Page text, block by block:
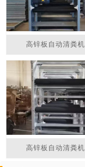
高锌板自动清粪机
高锌板自动清粪机